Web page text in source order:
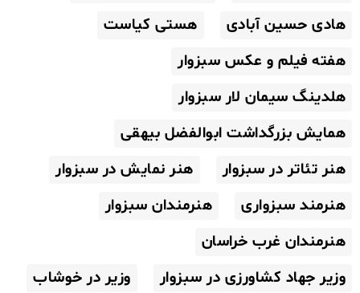
هادی حسین آبادی
هستی کیاست
هفته فیلم و عکس سبزوار
هلدینگ سیمان لار سبزوار
همایش بزرگداشت ابوالفضل بیهقی
هنر تئاتر در سبزوار
هنر نمایش در سبزوار
هنرمند سبزواری
هنرمندان سبزوار
هنرمندان غرب خراسان
وزیر جهاد کشاورزی در سبزوار
وزیر در خوشاب